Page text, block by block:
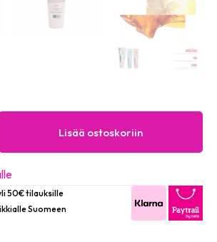
Lisää ostoskoriin
50€ tilauksille
Suomeen